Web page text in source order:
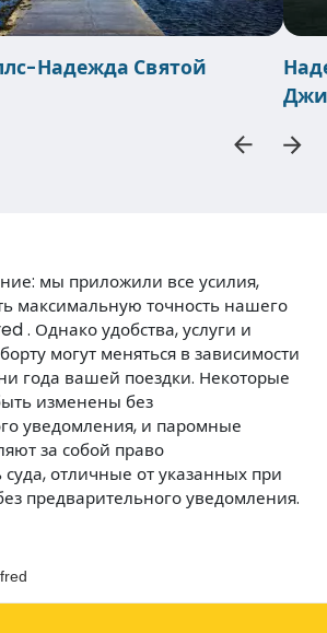
Надежда Святой
мы приложили все усилия,
максимальную точность нашего
. Однако удобства, услуги и
могут меняться в зависимости
года вашей поездки. Некоторые
изменены без
уведомления, и паромные
за собой право
суда, отличные от указанных при
предварительного уведомления.